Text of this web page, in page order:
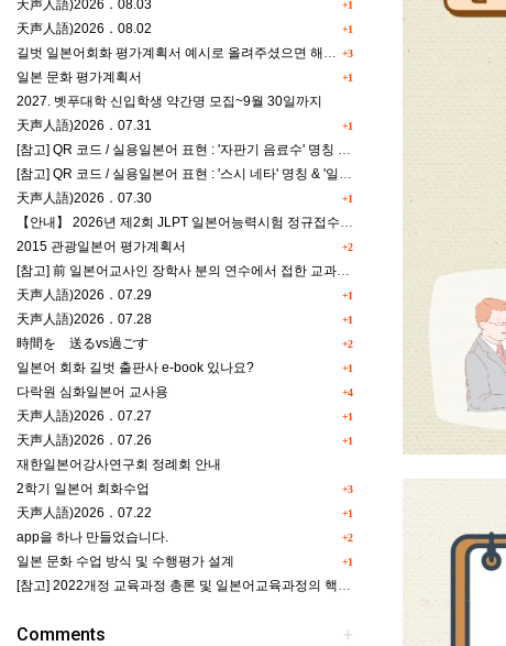
+1
天声人語)2026．08.03
+1
天声人語)2026．08.02
+3
길벗 일본어회화 평가계획서 예시로 올려주셨으면 해요^^
+1
일본 문화 평가계획서
2027. 벳푸대학 신입학생 약간명 모집~9월 30일까지
+1
天声人語)2026．07.31
[참고] QR 코드 / 실용일본어 표현 : '자판기 음료수' 명칭 & '드럭스토어 약품명' 알아맞히기
[참고] QR 코드 / 실용일본어 표현 : '스시 네타' 명칭 & '일본편의점 상품명' 학습 게임
+1
天声人語)2026．07.30
【안내】 2026년 제2회 JLPT 일본어능력시험 정규접수 일정
+2
2015 관광일본어 평가계획서
[참고] 前 일본어교사인 장학사 분의 연수에서 접한 교과세특작성(매력있는 세특) Tip
+1
天声人語)2026．07.29
+1
天声人語)2026．07.28
+2
時間を 送るvs過ごす
+1
일본어 회화 길벗 출판사 e-book 있나요?
+4
다락원 심화일본어 교사용
+1
天声人語)2026．07.27
+1
天声人語)2026．07.26
재한일본어강사연구회 정례회 안내
+3
2학기 일본어 회화수업
+1
天声人語)2026．07.22
+2
app을 하나 만들었습니다.
+1
일본 문화 수업 방식 및 수행평가 설계
[참고] 2022개정 교육과정 총론 및 일본어교육과정의 핵심역량 인포그래픽 이미지 자료 사례(AI활용)
+
Comments